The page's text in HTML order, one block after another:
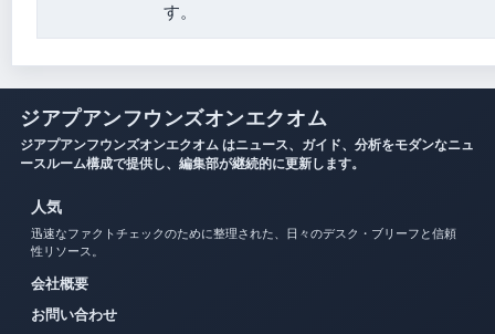
す。
ジアプアンフウンズオンエクオム
ジアプアンフウンズオンエクオム はニュース、ガイド、分析をモダンなニュ
ースルーム構成で提供し、編集部が継続的に更新します。
人気
迅速なファクトチェックのために整理された、日々のデスク・ブリーフと信頼
性リソース。
会社概要
お問い合わせ